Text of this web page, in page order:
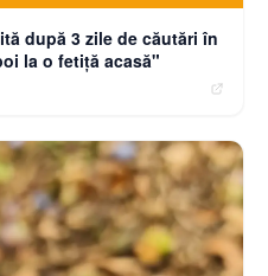
după 3 zile de căutări în
la o fetiţă acasă"